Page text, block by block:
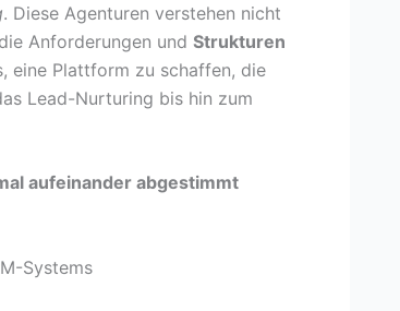
. Diese Agenturen verstehen nicht
Anforderungen und Strukturen
eine Plattform zu schaffen, die
Lead-Nurturing bis hin zum
aufeinander abgestimmt
Systems